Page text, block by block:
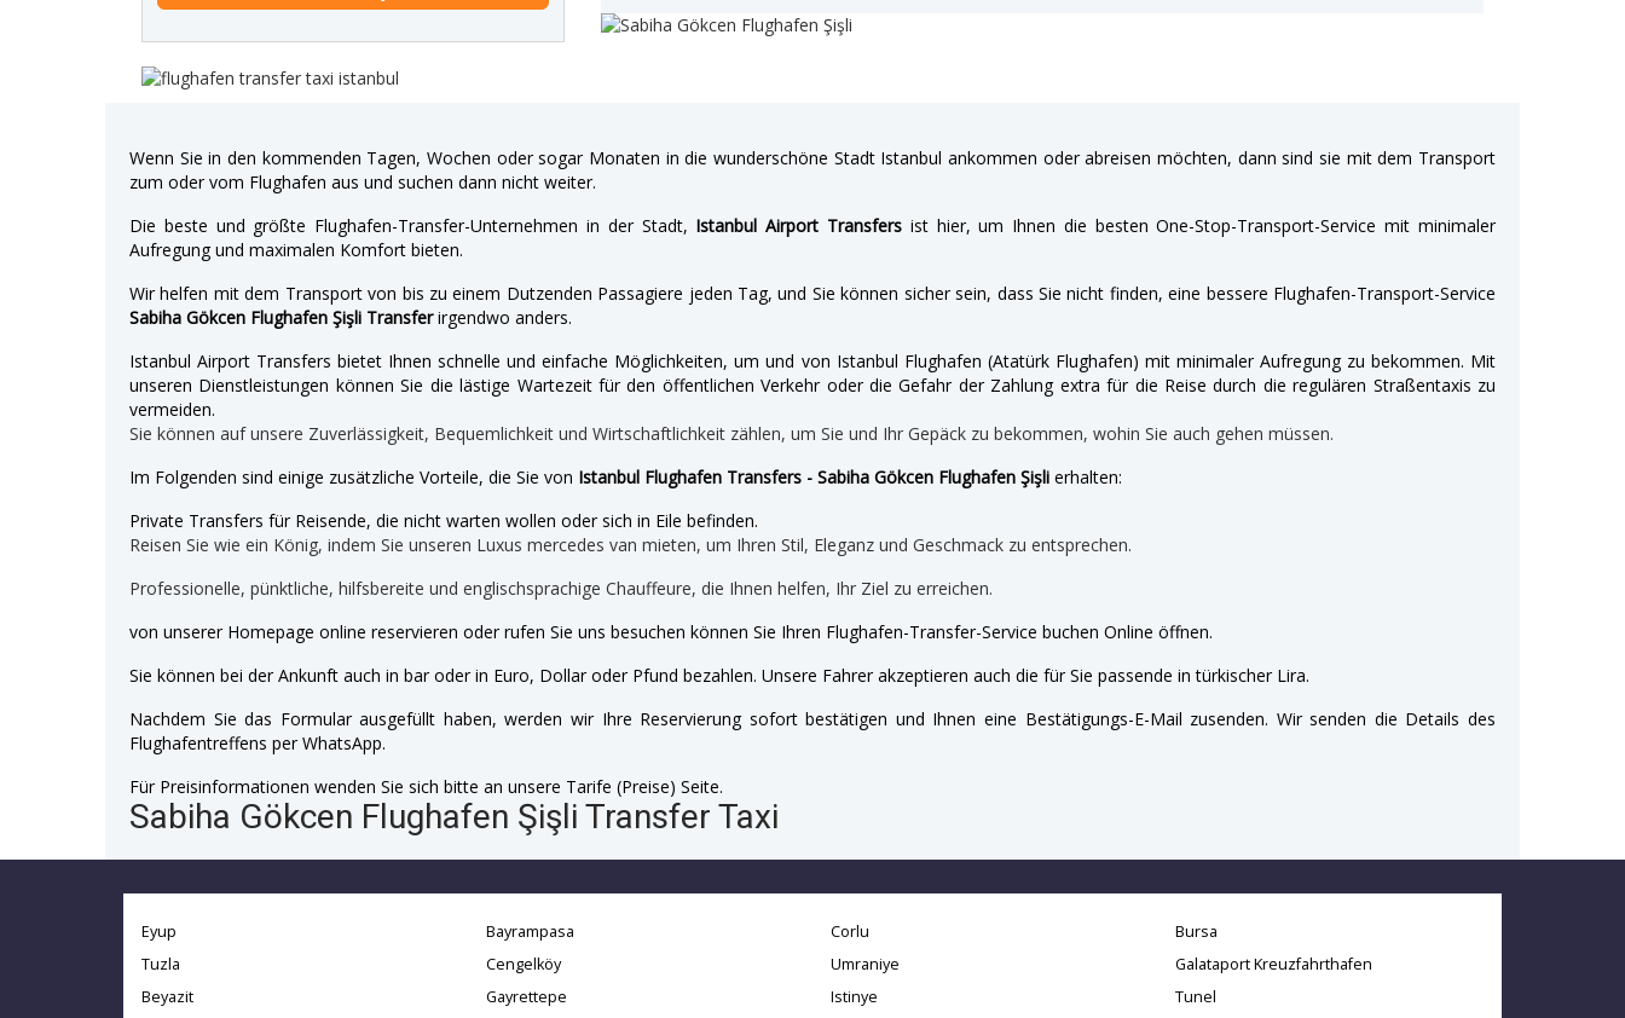
Wenn Sie in den kommenden Tagen, Wochen oder sogar Monaten in die wunderschöne Stadt Istanbul ankommen oder abreisen möchten, dann sind sie mit dem Transport
zum oder vom Flughafen aus und suchen dann nicht weiter.
Die beste und größte Flughafen-Transfer-Unternehmen in der Stadt, Istanbul Airport Transfersist hier, um Ihnen die besten One-Stop-Transport-Service mit minimaler
Aufregung und maximalen Komfort bieten.
Wir helfen mit dem Transport von bis zu einem Dutzenden Passagiere jeden Tag, und Sie können sicher sein, dass Sie nicht finden, eine bessere Flughafen-Transport-Service
Sabiha Gökcen Flughafen Şişli Transferirgendwo anders.
Istanbul Airport Transfers bietet Ihnen schnelle und einfache Möglichkeiten, um und von Istanbul Flughafen (Atatürk Flughafen) mit minimaler Aufregung zu bekommen. Mit
unseren Dienstleistungen können Sie die lästige Wartezeit für den öffentlichen Verkehr oder die Gefahr der Zahlung extra für die Reise durch die regulären Straßentaxis zu
vermeiden.
Sie können auf unsere Zuverlässigkeit, Bequemlichkeit und Wirtschaftlichkeit zählen, um Sie und Ihr Gepäck zu bekommen, wohin Sie auch gehen müssen.
Im Folgenden sind einige zusätzliche Vorteile, die Sie von Istanbul Flughafen Transfers - Sabiha Gökcen Flughafen Şişli erhalten:
Private Transfers für Reisende, die nicht warten wollen oder sich in Eile befinden.
Reisen Sie wie ein König, indem Sie unseren Luxus mercedes van mieten, um Ihren Stil, Eleganz und Geschmack zu entsprechen.
Professionelle, pünktliche, hilfsbereite und englischsprachige Chauffeure, die Ihnen helfen, Ihr Ziel zu erreichen.
von unserer Homepage online reservieren oder rufen Sie uns besuchen können Sie Ihren Flughafen-Transfer-Service buchen Online öffnen.
Sie können bei der Ankunft auch in bar oder in Euro, Dollar oder Pfund bezahlen. Unsere Fahrer akzeptieren auch die für Sie passende in türkischer Lira.
Nachdem Sie das Formular ausgefüllt haben, werden wir Ihre Reservierung sofort bestätigen und Ihnen eine Bestätigungs-E-Mail zusenden. Wir senden die Details des
Flughafentreffens per WhatsApp.
Für Preisinformationen wenden Sie sich bitte an unsere Tarife (Preise) Seite.
Sabiha Gökcen Flughafen Şişli Transfer Taxi
Eyup
Tuzla
Beyazit
Bayrampasa
Cengelköy
Gayrettepe
Corlu
Umraniye
Istinye
Bursa
Galataport Kreuzfahrthafen
Tunel